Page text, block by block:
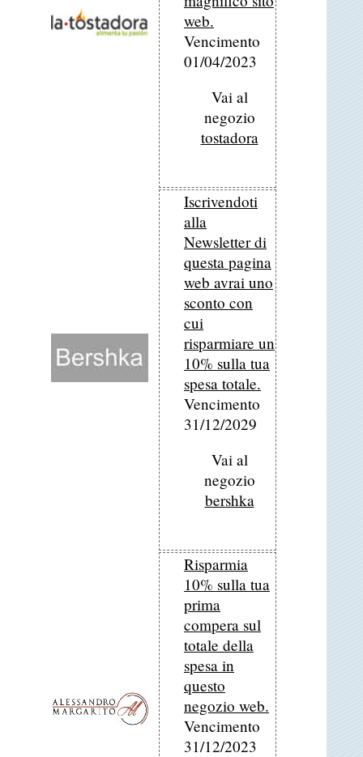
web.
Vencimento
01/04/2023
Vai al
negozio
tostadora
Iscrivendoti
alla
Newsletter di
questa pagina
web avrai uno
sconto con
cui
risparmiare un
10% sulla tua
spesa totale.
Vencimento
31/12/2029
Vai al
negozio
bershka
Risparmia
10% sulla tua
prima
compera sul
totale della
spesa in
questo
negozio web.
Vencimento
31/12/2023